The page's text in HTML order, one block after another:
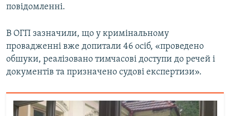
повідомленні.
В ОГП зазначили, що у кримінальному
провадженні вже допитали 46 осіб, «проведено
обшуки, реалізовано тимчасові доступи до речей і
документів та призначено судові експертизи».